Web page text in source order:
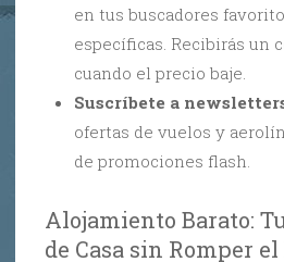
en tus buscadores
específicas. Recibirás un
cuando el precio baje.
Suscríbete a
ofertas de vuelos y
de promociones flash.
Alojamiento Barato:
de Casa sin Romper el